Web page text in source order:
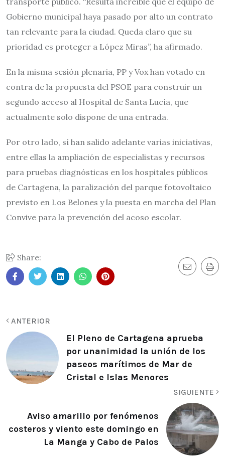
Gobierno municipal haya pasado por alto un contrato
tan relevante para la ciudad. Queda claro que su
prioridad es proteger a López Miras”, ha afirmado.
En la misma sesión plenaria, PP y Vox han votado en
contra de la propuesta del PSOE para construir un
segundo acceso al Hospital de Santa Lucía, que
actualmente solo dispone de una entrada.
Por otro lado, sí han salido adelante varias iniciativas,
entre ellas la ampliación de especialistas y recursos
para pruebas diagnósticas en los hospitales públicos
de Cartagena, la paralización del parque fotovoltaico
previsto en Los Belones y la puesta en marcha del Plan
Convive para la prevención del acoso escolar.
Share:
ANTERIOR
El Pleno de Cartagena aprueba
por unanimidad la unión de los
paseos marítimos de Mar de
Cristal e Islas Menores
SIGUIENTE
Aviso amarillo por fenómenos
costeros y viento este domingo en
La Manga y Cabo de Palos